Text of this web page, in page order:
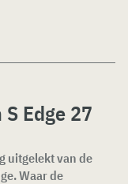
Edge 27
uitgelekt van de
Waar de